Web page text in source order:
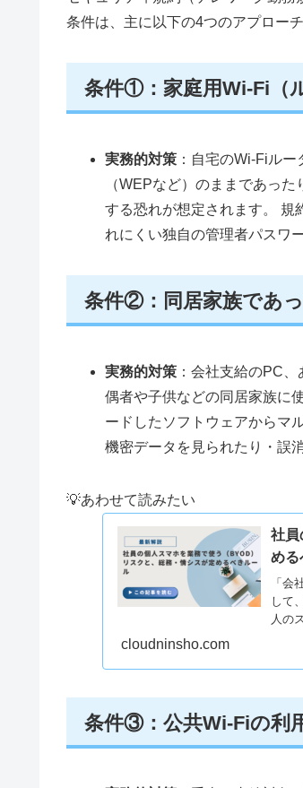
条件は、主に以下の4つのアプロー
条件①：家庭用Wi-Fi（
実務的対策 ：自宅のWi-Fiル
（WEPなど）のままであっ
する恐れが想定されます。 規
れにくい独自の管理者パスワ
条件②：同居家族であ
実務的対策 ：会社支給のPC
偶者や子供などの同居家族に
ードしたソフトウェアからマ
機密データを見られたり・誤
💡あわせて読みたい
社員
める
「会
して
人の
cloudninsho.com
条件③：公共Wi-Fiの利